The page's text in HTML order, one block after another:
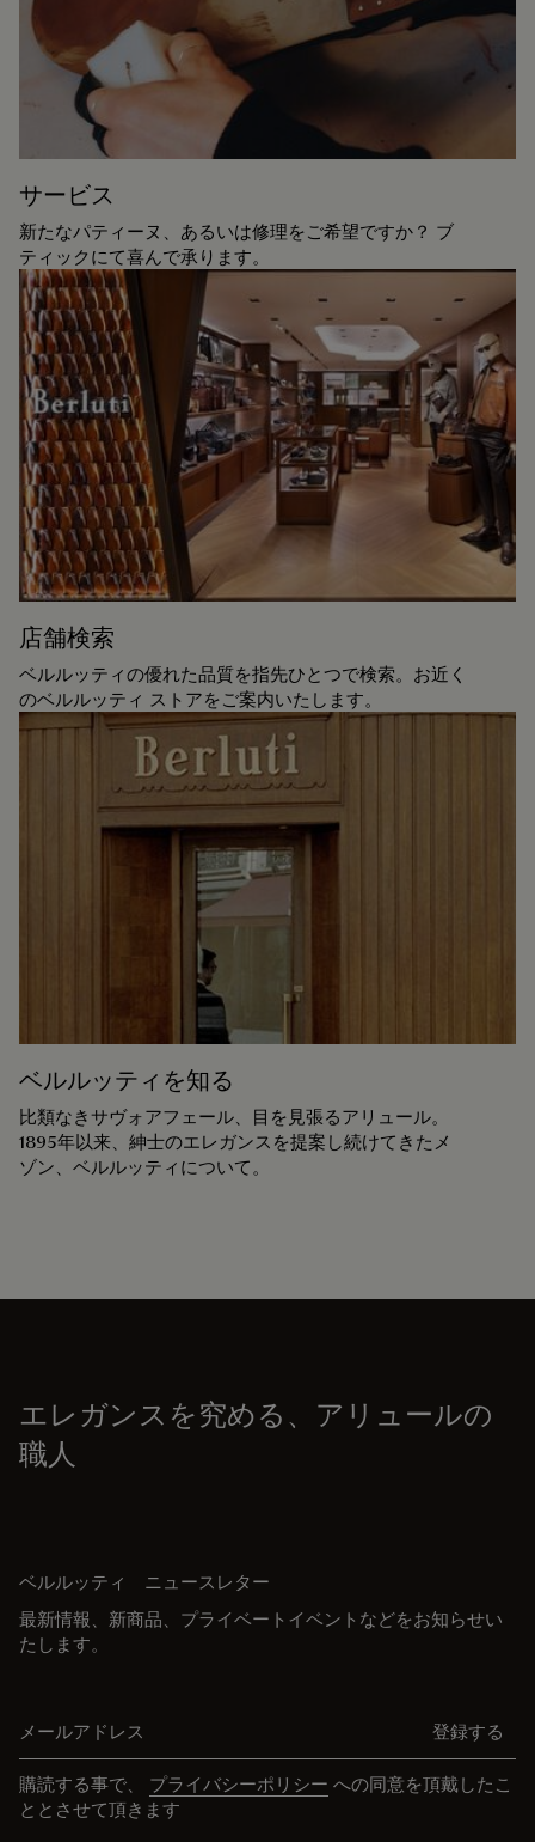
サービス
新たなパティーヌ、あるいは修理をご希望ですか？ ブ
ティックにて喜んで承ります。
店舗検索
ベルルッティの優れた品質を指先ひとつで検索。お近く
のベルルッティ ストアをご案内いたします。
ベルルッティを知る
比類なきサヴォアフェール、目を見張るアリュール。
1895年以来、紳士のエレガンスを提案し続けてきたメ
ゾン、ベルルッティについて。
エレガンスを究める、アリュールの
職人
ベルルッティ ニュースレター
最新情報、新商品、プライベートイベントなどをお知らせい
たします。
登録する
購読する事で、 プライバシーポリシー への同意を頂戴したこ
ととさせて頂きます